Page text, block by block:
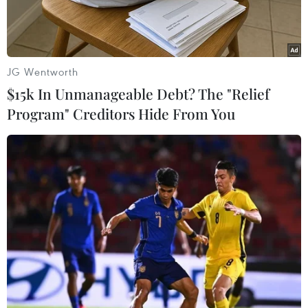
Từ năm học 2026, cả nước thống nhất dùng chung một bộ sách
giáo khoa, đó là bộ Kết nối tri thức với cuộc sống của Nhà xuất
bản Giáo dục Việt Nam. (Ảnh: PV/Vietnam+)
Theo thông tin từ Bộ Giáo dục và Đào tạo, năm
JG Wentworth
$15k In Unmanageable Debt? The "Relief
Program" Creditors Hide From You